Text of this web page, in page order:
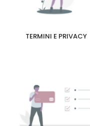
TERMINI E PRIVACY